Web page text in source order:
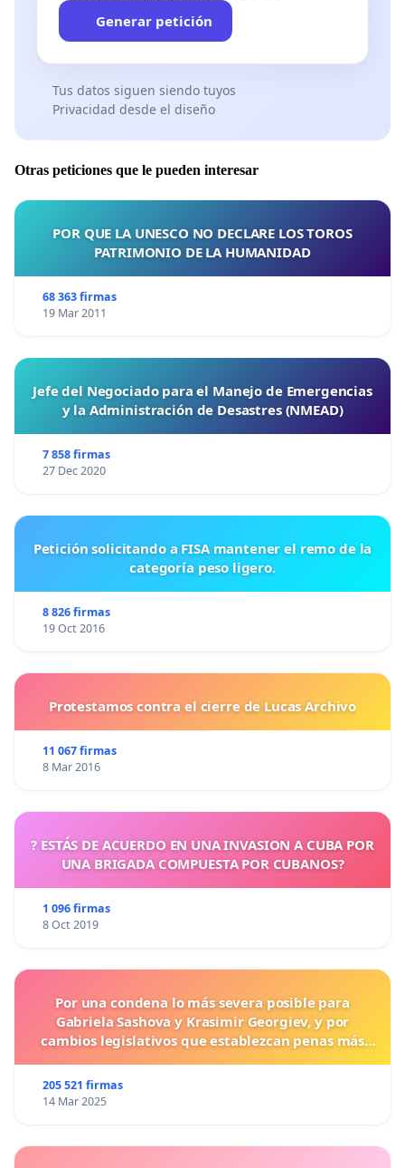
Generar petición
Tus datos siguen siendo tuyos
Privacidad desde el diseño
Otras peticiones que le pueden interesar
POR QUE LA UNESCO NO DECLARE LOS TOROS
PATRIMONIO DE LA HUMANIDAD
68 363 firmas
19 Mar 2011
Jefe del Negociado para el Manejo de Emergencias
y la Administración de Desastres (NMEAD)
7 858 firmas
27 Dec 2020
Petición solicitando a FISA mantener el remo de la
categoría peso ligero.
8 826 firmas
19 Oct 2016
Protestamos contra el cierre de Lucas Archivo
11 067 firmas
8 Mar 2016
? ESTÁS DE ACUERDO EN UNA INVASION A CUBA POR
UNA BRIGADA COMPUESTA POR CUBANOS?
1 096 firmas
8 Oct 2019
Por una condena lo más severa posible para
Gabriela Sashova y Krasimir Georgiev, y por
cambios legislativos que establezcan penas más
205 521 firmas
14 Mar 2025